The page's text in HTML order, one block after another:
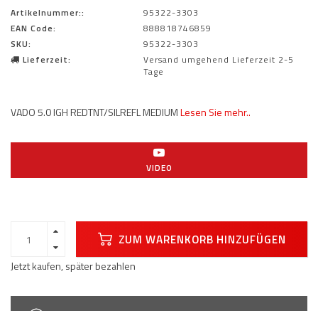
Artikelnummer::
95322-3303
EAN Code:
888818746859
SKU:
95322-3303
Lieferzeit:
Versand umgehend Lieferzeit 2-5
Tage
VADO 5.0 IGH REDTNT/SILREFL MEDIUMLesen Sie mehr..
VIDEO
ZUM WARENKORB HINZUFÜGEN
Jetzt kaufen, später bezahlen